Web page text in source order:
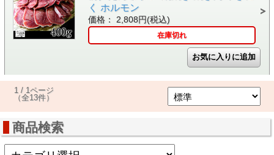
く ホルモン
価格： 2,808円(税込)
在庫切れ
1 / 1ページ
（全13件）
商品検索